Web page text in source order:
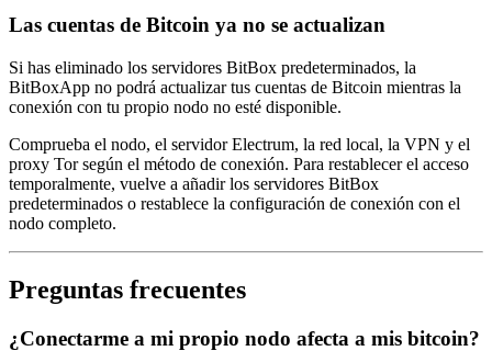
Las cuentas de Bitcoin ya no se actualizan
Si has eliminado los servidores BitBox predeterminados, la
BitBoxApp no podrá actualizar tus cuentas de Bitcoin mientras la
conexión con tu propio nodo no esté disponible.
Comprueba el nodo, el servidor Electrum, la red local, la VPN y el
proxy Tor según el método de conexión. Para restablecer el acceso
temporalmente, vuelve a añadir los servidores BitBox
predeterminados o restablece la configuración de conexión con el
nodo completo.
Preguntas frecuentes
¿Conectarme a mi propio nodo afecta a mis bitcoin?